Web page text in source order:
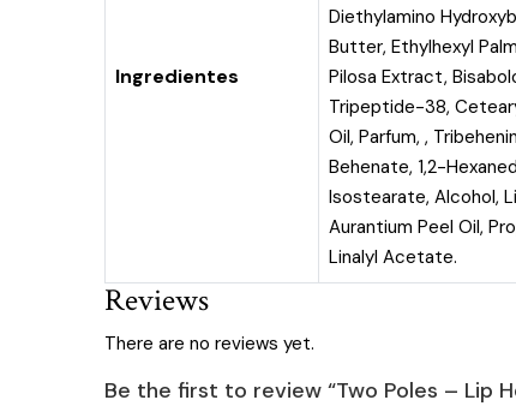
Ingredientes
Diethylamino
Butter, Ethylhexyl
Pilosa Extract,
Tripeptide-38,
Oil, Parfum, ,
Behenate, 1,2-
Isostearate, Alcohol,
Aurantium Peel Oil,
Linalyl Acetate.
Reviews
There are no reviews yet.
Be the first to review “Two Poles – Lip